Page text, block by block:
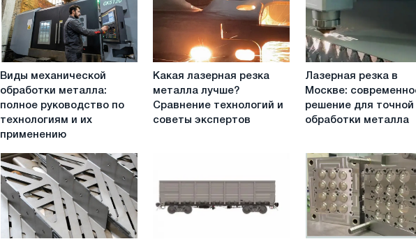
Виды
механической
обработки
металла:
руководство
по
технологиям
и
их
применению
Виды механической
обработки металла:
полное руководство по
технологиям и их
применению
Какая
резка
металла
экспертов
Какая лазерная резка
металла лучше?
Сравнение технологий и
советы экспертов
Лазерная
резка
Москве:
современное
для
точной
обработки
металла
Лазерная резка в
Москве:
решение для точной
обработки металла